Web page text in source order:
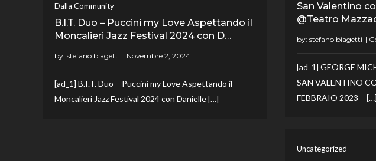
Dalla Community
B.I.T. Duo – Puccini my Love Aspettando il
Moncalieri Jazz Festival 2024 con D…
by: stefano biagetti
[ad_1] B.I.T. Duo – Puccini my Love Aspettando il
Moncalieri Jazz Festival 2024 con Danielle […]
San Valentino
@Teatro
by: stefano biagetti
[ad_1] GEORGE
SAN VALENTINO
FEBBRAIO 2023 – […]
Uncategorized